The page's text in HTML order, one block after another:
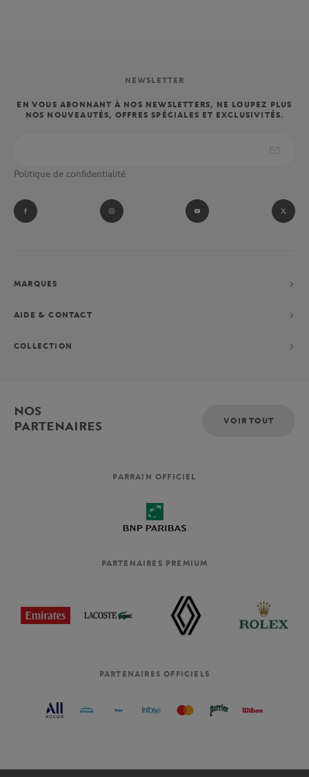
NEWSLETTER
EN VOUS ABONNANT À NOS NEWSLETTERS, NE LOUPEZ PLUS
NOS NOUVEAUTÉS, OFFRES SPÉCIALES ET EXCLUSIVITÉS.
Politique de confidentialité
MARQUES
AIDE & CONTACT
COLLECTION
NOS
PARTENAIRES
VOIR TOUT
PARRAIN OFFICIEL
PARTENAIRES PREMIUM
PARTENAIRES OFFICIELS